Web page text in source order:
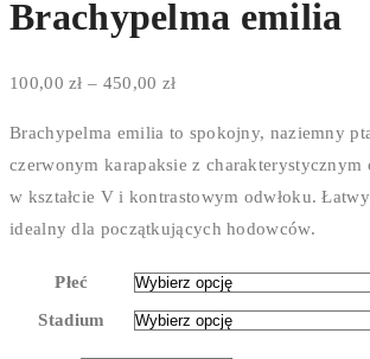
Brachypelma emilia
100,00zł – 450,00 złZakres
450,00 zł
Brachypelma emilia to spokojny, naziemny
czerwonym karapaksie z charakterystycznym
w kształcie V i kontrastowym odwłoku.
idealny dla początkujących hodowców.
Płeć
Stadium